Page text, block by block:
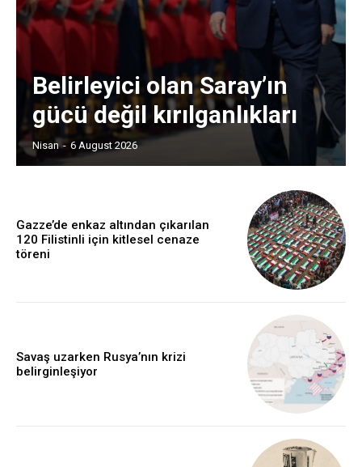
Belirleyici olan Saray’ın
gücü değil kırılganlıkları
Nisan - 6 August 2026
Gazze’de enkaz altından çıkarılan
120 Filistinli için kitlesel cenaze
töreni
Savaş uzarken Rusya’nın krizi
belirginleşiyor